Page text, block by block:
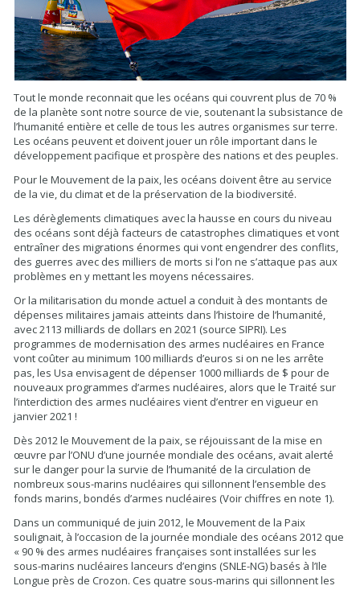
Tout le monde reconnait que les océans qui couvrent plus de 70 %
de la planète sont notre source de vie, soutenant la subsistance de
l’humanité entière et celle de tous les autres organismes sur terre.
Les océans peuvent et doivent jouer un rôle important dans le
développement pacifique et prospère des nations et des peuples.
Pour le Mouvement de la paix, les océans doivent être au service
de la vie, du climat et de la préservation de la biodiversité.
Les dérèglements climatiques avec la hausse en cours du niveau
des océans sont déjà facteurs de catastrophes climatiques et vont
entraîner des migrations énormes qui vont engendrer des conflits,
des guerres avec des milliers de morts si l’on ne s’attaque pas aux
problèmes en y mettant les moyens nécessaires.
Or la militarisation du monde actuel a conduit à des montants de
dépenses militaires jamais atteints dans l’histoire de l’humanité,
avec 2113 milliards de dollars en 2021 (source SIPRI). Les
programmes de modernisation des armes nucléaires en France
vont coûter au minimum 100 milliards d’euros si on ne les arrête
pas, les Usa envisagent de dépenser 1000 milliards de $ pour de
nouveaux programmes d’armes nucléaires, alors que le Traité sur
l’interdiction des armes nucléaires vient d’entrer en vigueur en
janvier 2021 !
Dès 2012 le Mouvement de la paix, se réjouissant de la mise en
œuvre par l’ONU d’une journée mondiale des océans, avait alerté
sur le danger pour la survie de l’humanité de la circulation de
nombreux sous-marins nucléaires qui sillonnent l’ensemble des
fonds marins, bondés d’armes nucléaires (Voir chiffres en note 1).
Dans un communiqué de juin 2012, le Mouvement de la Paix
soulignait, à l’occasion de la journée mondiale des océans 2012 que
« 90 % des armes nucléaires françaises sont installées sur les
sous-marins nucléaires lanceurs d’engins (SNLE-NG) basés à l’Ile
Longue près de Crozon. Ces quatre sous-marins qui sillonnent les